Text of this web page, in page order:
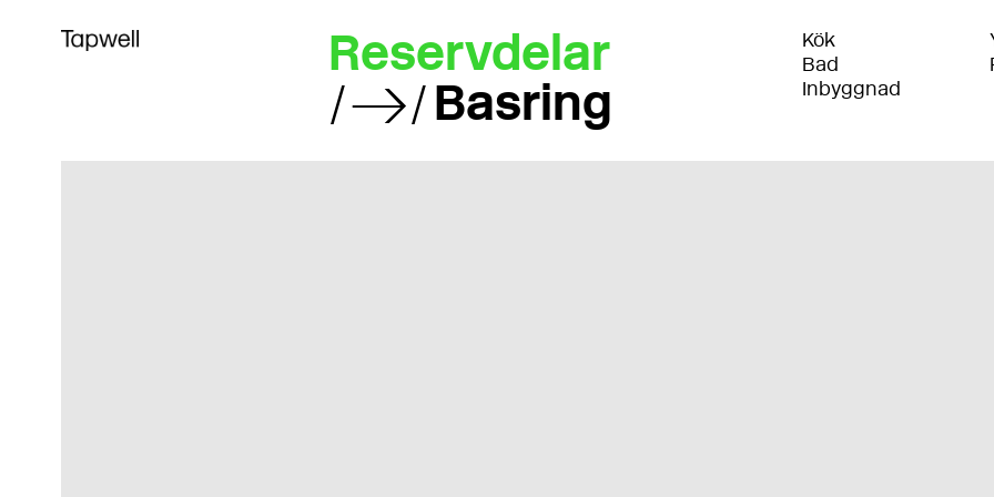
Reservdelar
Basring
Kök
Bad
Inbyggnad